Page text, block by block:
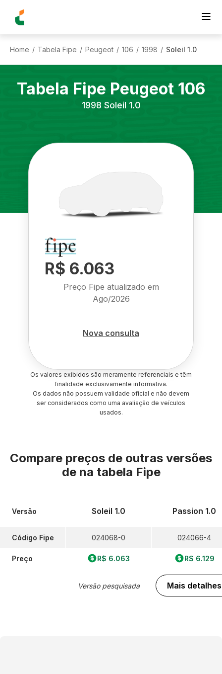
Home / Tabela Fipe / Peugeot / 106 / 1998 / Soleil 1.0
Tabela Fipe Peugeot 106
1998 Soleil 1.0
R$ 6.063
Preço Fipe atualizado em
Ago/2026
Nova consulta
Os valores exibidos são meramente referenciais e têm
finalidade exclusivamente informativa.
Os dados não possuem validade oficial e não devem
ser considerados como uma avaliação de veículos
usados.
Compare preços de outras versões
de na tabela Fipe
Versão
Código Fipe
Preço
Soleil 1.0
024068-0
R$ 6.063
Versão pesquisada
Passion 1.0
024066-4
R$ 6.129
Mais detalhes